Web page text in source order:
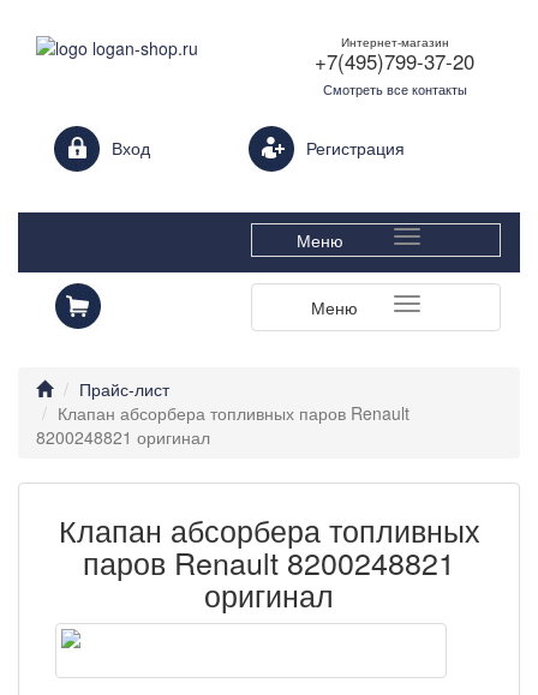
Интернет-магазин
+7(495)799-37-20
Смотреть все контакты
Вход Login form Регистрация
Меню
Меню
Прайс-лист
Клапан абсорбера топливных паров Renault
8200248821 оригинал
Клапан абсорбера топливных
паров Renault 8200248821
оригинал